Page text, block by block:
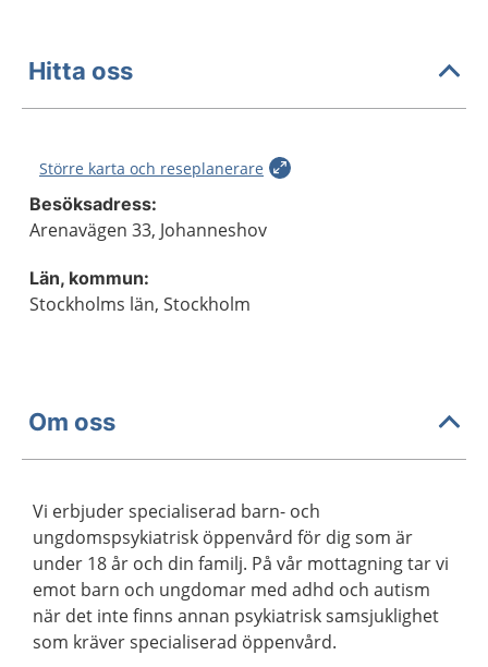
Hitta oss
Större karta och reseplanerare
Besöksadress:
Arenavägen 33, Johanneshov
Län, kommun:
Stockholms län, Stockholm
Om oss
Vi erbjuder specialiserad barn- och
ungdomspsykiatrisk öppenvård för dig som är
under 18 år och din familj. På vår mottagning tar vi
emot barn och ungdomar med adhd och autism
när det inte finns annan psykiatrisk samsjuklighet
som kräver specialiserad öppenvård.